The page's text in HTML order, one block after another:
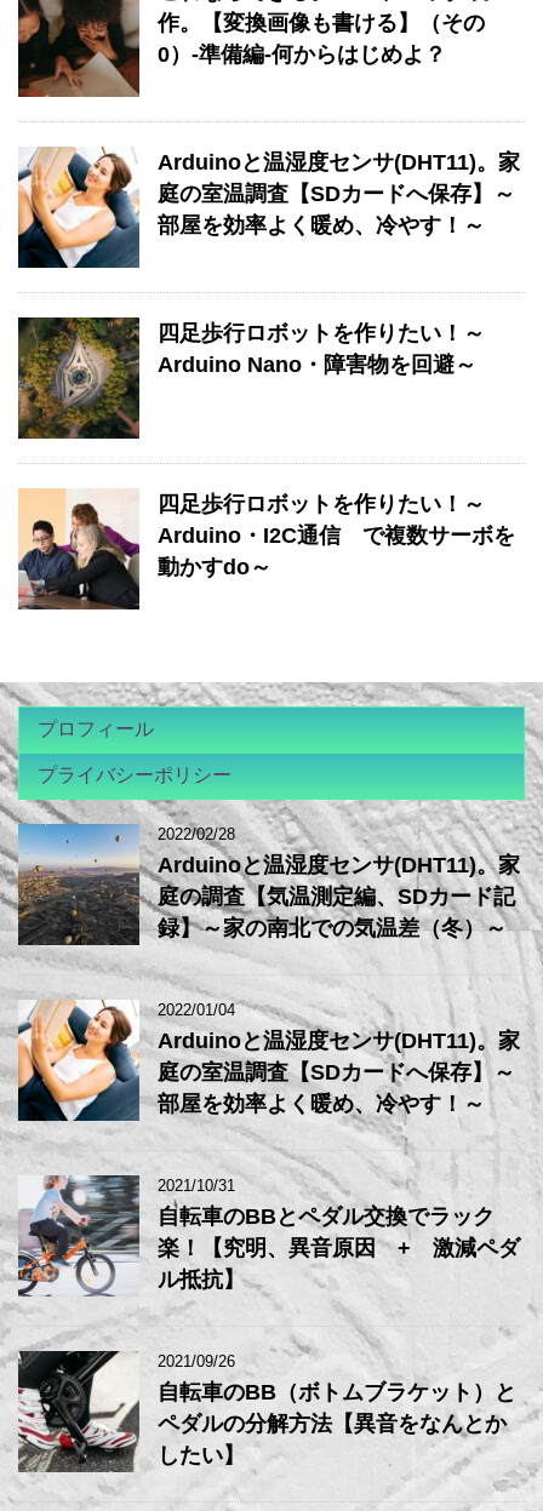
作。【変換画像も書ける】（その
0）-準備編-何からはじめよ？
Arduinoと温湿度センサ(DHT11)。家
庭の室温調査【SDカードへ保存】～
部屋を効率よく暖め、冷やす！～
四足歩行ロボットを作りたい！～
Arduino Nano・障害物を回避～
四足歩行ロボットを作りたい！～
Arduino・I2C通信 で複数サーボを
動かすdo～
プロフィール
プライバシーポリシー
2022/02/28
Arduinoと温湿度センサ(DHT11)。家
庭の調査【気温測定編、SDカード記
録】～家の南北での気温差（冬）～
2022/01/04
Arduinoと温湿度センサ(DHT11)。家
庭の室温調査【SDカードへ保存】～
部屋を効率よく暖め、冷やす！～
2021/10/31
自転車のBBとペダル交換でラック
楽！【究明、異音原因 + 激減ペダ
ル抵抗】
2021/09/26
自転車のBB（ボトムブラケット）と
ペダルの分解方法【異音をなんとか
したい】